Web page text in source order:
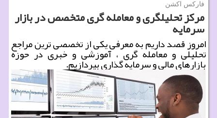
فارکس اکشن
مرکز تحلیلگری و معامله گری متخصص در بازار
سرمایه
امروز قصد داریم به معرفی یکی از تخصصی ترین مراجع
تحلیلی و معامله گری ، آموزشی و خبری در حوزه
بازارهای مالی و سرمایه گذاری بپردازیم.